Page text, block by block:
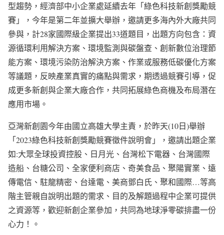
型趨勢，經濟部中小企業處延續去年「綠色科技新創獎勵競
賽」，今年是第二年並擴大舉辦，邀請更多海內外大廠共同
參與，計28家國際級企業提出33道題目，出題方向包含：資
源循環利用解決方案、環境監測與碳盤查、創新數位治理節
能方案、環境污染防治解決方案、作業或服務低碳優化方案
等議題，反映產業真實的痛點與需求，期透過競賽引導，促
成更多新創與企業大廠合作，共同拓展綠色商機及布局潛在
應用市場。
亞灣新創園今年由國立高雄大學主責，於昨天(10日)舉辦
「2023綠色科技新創獎勵競賽徵件說明會」，邀請出題企業
如:大眾全球投資控股、日月光、台灣松下電器、台灣國際
造船、台糖公司、全家便利商店、奇美食品、聚陽實業、遠
傳電信、駐龍精密、台達電、美商鄧白氏、聚和國際…等高
階主管親自說明出題的需求、目的及解題過程中企業可提供
之資源等，歡迎新創企業參加，共同為地球淨零碳排盡一份
心力！。